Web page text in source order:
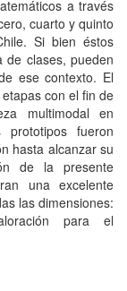
a través
cuarto y quinto
Si bien éstos
de clases, pueden
ese contexto. El
con el fin de
multimodal en
fueron
hasta alcanzar su
de la presente
una excelente
las dimensiones:
para el